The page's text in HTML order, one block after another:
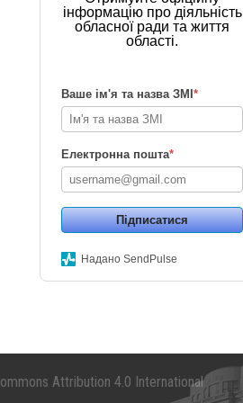
інформацію про діяльність
обласної ради та життя
області.
Ваше ім'я та назва ЗМІ*
Електронна пошта*
Підписатися
Надано SendPulse
Attribution 4.0 International